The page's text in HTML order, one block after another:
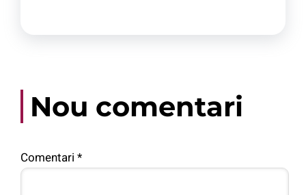
Nou comentari
Comentari *